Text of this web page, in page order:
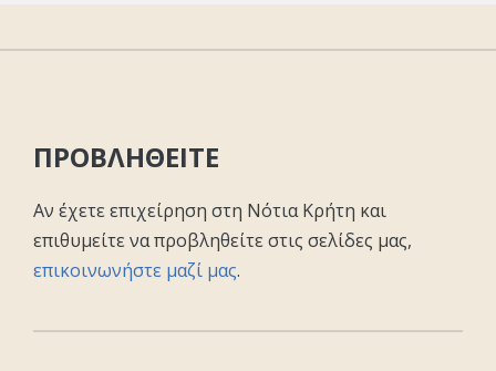
ΠΡΟΒΛΗΘΕΙΤΕ
Αν έχετε επιχείρηση στη Νότια Κρήτη και
επιθυμείτε να προβληθείτε στις σελίδες μας,
επικοινωνήστε μαζί μας.